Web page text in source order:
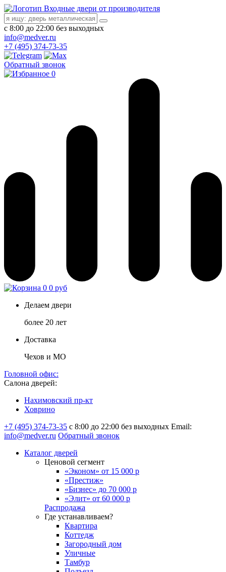
Входные двери от производителя
с 8:00 до 22:00 без выходных
info@medver.ru
+7 (495) 374-73-35
Обратный звонок
0
0 0 руб
Делаем двери
более 20 лет
Доставка
Чехов и МО
Головной офис:
Салона дверей:
Нахимовский пр-кт
Ховрино
+7 (495) 374-73-35 с 8:00 до 22:00 без выходных Email:
info@medver.ru Обратный звонок
Каталог дверей
Ценовой сегмент
«Эконом» от 15 000 р
«Престиж»
«Бизнес» до 70 000 р
«Элит» от 60 000 р
Распродажа
Где устанавливаем?
Квартира
Коттедж
Загородный дом
Уличные
Тамбур